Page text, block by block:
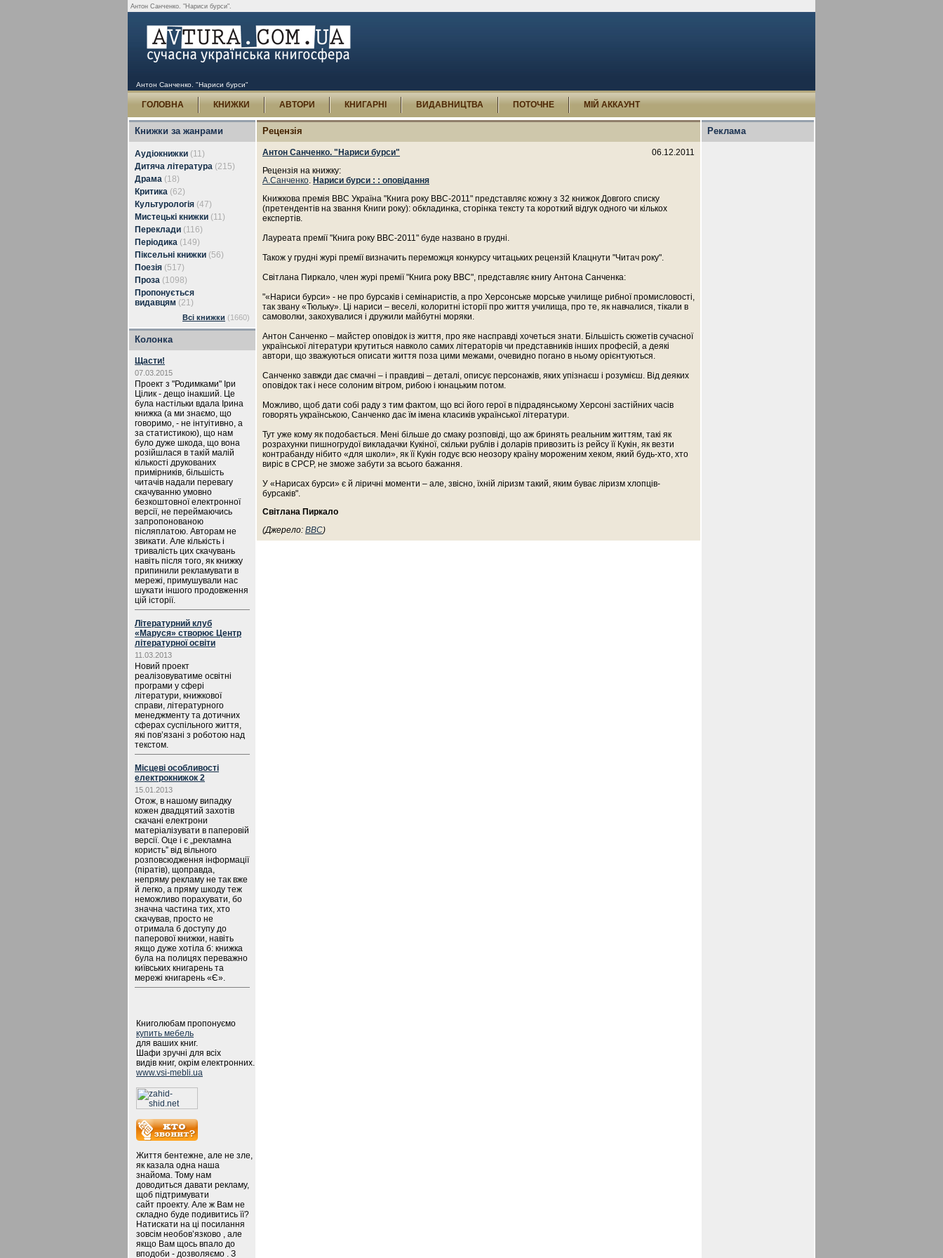
Антон Санченко. "Нариси бурси".
Антон Санченко. "Нариси бурси"
ГОЛОВНА КНИЖКИ АВТОРИ КНИГАРНІ ВИДАВНИЦТВА ПОТОЧНЕ МІЙ АККАУНТ
Книжки за жанрами
Аудіокнижки (11)
Дитяча література (215)
Драма (18)
Критика (62)
Культурологія (47)
Мистецькі книжки (11)
Переклади (116)
Періодика (149)
Піксельні книжки (56)
Поезія (517)
Проза (1098)
Пропонується
видавцям (21)
Всі книжки (1660)
Колонка
Щасти!
07.03.2015
Проект з "Родимками" Іри
Цілик - дещо інакший. Це
була настільки вдала Ірина
книжка (а ми знаємо, що
говоримо, - не інтуітивно, а
за статистикою), що нам
було дуже шкода, що вона
розійшлася в такій малій
кількості друкованих
примірників, більшість
читачів надали перевагу
скачуванню умовно
безкоштовної електронної
версії, не переймаючись
запропонованою
післяплатою. Авторам не
звикати. Але кількість і
тривалість цих скачувань
навіть після того, як книжку
припинили рекламувати в
мережі, примушували нас
шукати іншого продовження
цій історії.
Літературний клуб
«Маруся» створює Центр
літературної освіти
11.03.2013
Новий проект
реалізовуватиме освітні
програми у сфері
літератури, книжкової
справи, літературного
менеджменту та дотичних
сферах суспільного життя,
які пов’язані з роботою над
текстом.
Місцеві особливості
електрокнижок 2
15.01.2013
Отож, в нашому випадку
кожен двадцятий захотів
скачані електрони
матеріалізувати в паперовій
версії. Оце і є „рекламна
користь” від вільного
розповсюдження інформації
(піратів), щоправда,
непряму рекламу не так вже
й легко, а пряму шкоду теж
неможливо порахувати, бо
значна частина тих, хто
скачував, просто не
отримала б доступу до
паперової книжки, навіть
якщо дуже хотіла б: книжка
була на полицях переважно
київських книгарень та
мережі книгарень «Є».
Книголюбам пропонуємо
купить мебель
для ваших книг.
Шафи зручні для всіх
видів книг, окрім електронних.
www.vsi-mebli.ua
Життя бентежне, але не зле,
як казала одна наша
знайома. Тому нам
доводиться давати рекламу,
щоб підтримувати
сайт проекту. Але ж Вам не
складно буде подивитись її?
Натискати на ці посилання
зовсім необов’язково , але
якщо Вам щось впало до
вподоби - дозволяємо . З
Рецензія
06.12.2011
Антон Санченко. "Нариси бурси"
Рецензія на книжку:
А.Санченко. Нариси бурси : : оповідання
Книжкова премія ВВС Україна "Книга року ВВС-2011" представляє кожну з 32 книжок Довгого списку
(претендентів на звання Книги року): обкладинка, сторінка тексту та короткий відгук одного чи кількох
експертів.
Лауреата премії "Книга року ВВС-2011" буде названо в грудні.
Також у грудні журі премії визначить переможця конкурсу читацьких рецензій Клацнути "Читач року".
Світлана Пиркало, член журі премії "Книга року ВВС", представляє книгу Антона Санченка:
"«Нариси бурси» - не про бурсаків і семінаристів, а про Херсонське морське училище рибної промисловості,
так звану «Тюльку». Ці нариси – веселі, колоритні історії про життя училища, про те, як навчалися, тікали в
самоволки, закохувалися і дружили майбутні моряки.
Антон Санченко – майстер оповідок із життя, про яке насправді хочеться знати. Більшість сюжетів сучасної
української літератури крутиться навколо самих літераторів чи представників інших професій, а деякі
автори, що зважуються описати життя поза цими межами, очевидно погано в ньому орієнтуються.
Санченко завжди дає смачні – і правдиві – деталі, описує персонажів, яких упізнаєш і розумієш. Від деяких
оповідок так і несе солоним вітром, рибою і юнацьким потом.
Можливо, щоб дати собі раду з тим фактом, що всі його герої в підрадянському Херсоні застійних часів
говорять українською, Санченко дає їм імена класиків української літератури.
Тут уже кому як подобається. Мені більше до смаку розповіді, що аж бринять реальним життям, такі як
розрахунки пишногрудої викладачки Кукіної, скільки рублів і доларів привозить із рейсу її Кукін, як везти
контрабанду нібито «для школи», як її Кукін годує всю неозору країну мороженим хеком, який будь-хто, хто
виріс в СРСР, не зможе забути за всього бажання.
У «Нарисах бурси» є й ліричні моменти – але, звісно, їхній ліризм такий, яким буває ліризм хлопців-
бурсаків".
Світлана Пиркало
(Джерело: BBC)
Реклама